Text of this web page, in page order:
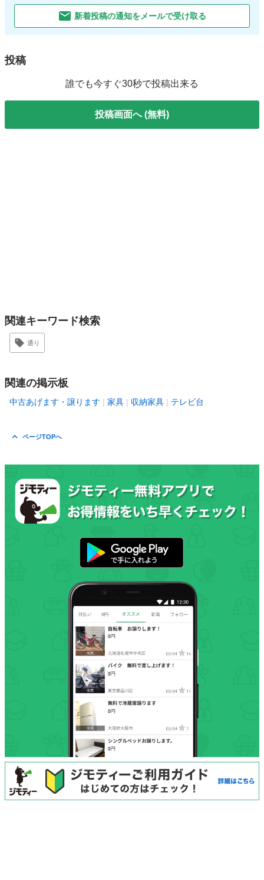
新着投稿の通知をメールで受け取る
投稿
誰でも今すぐ30秒で投稿出来る
投稿画面へ (無料)
関連キーワード検索
通り
関連の掲示板
中古あげます・譲ります 家具 収納家具 テレビ台
ページTOPへ